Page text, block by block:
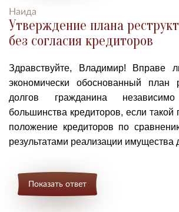
Наида
Утверждение плана
без согласия кредиторов
Здравствуйте, Владимир! Вправе
экономически обоснованный план
долгов гражданина
большинства кредиторов, если такой
положение кредиторов по
результатами реализации имущества
Показать ответ